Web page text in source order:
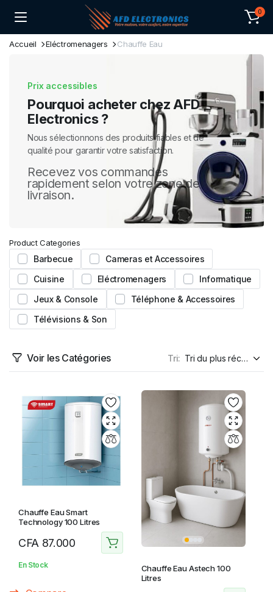
0
Accueil Eléctromenagers Chauffe Eau
Prix accessibles
Pourquoi acheter chez AFD
Electronics ?
Nous sélectionnons des produits fiables et de
qualité pour garantir votre satisfaction.
Recevez vos commandes
rapidement selon votre zone de
livraison.
Product Categories
Barbecue
Cameras et Accessoires
Cuisine
Eléctromenagers
Informatique
Jeux & Console
Téléphone & Accessoires
Télévisions & Son
Voir les Catégories Tri:
Chauffe Eau Smart
Technology 100 Litres
CFA 87.000
En Stock
Chauffe Eau Astech 100
Litres